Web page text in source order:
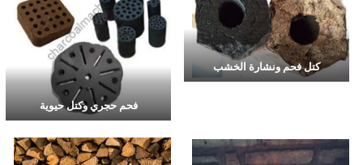
كتل فحم ونشارة الخشب
فحم حجري وكتل حيوية